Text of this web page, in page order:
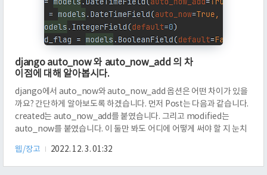
django auto_now 와 auto_now_add 의 차
이점에 대해 알아봅시다.
django에서 auto_now와 auto_now_add 옵션은 어떤 차이가 있을
까요? 간단하게 알아보도록 하겠습니다. 먼저 Post는 다음과 같습니다.
created는 auto_now_add를 붙였습니다. 그리고 modified는
auto_now를 붙였습니다. 이 둘만 봐도 어디에 어떻게 써야 할 지 눈치
auto_now는 수정될 때 업데이트 시각을 위한 용도로 쓰겠구나. 여기서
한 단계 더 나아가 봅시다. 먼저, 3951번 포스트를 보겠습니다. 저는 / 요
웹/장고 2022. 12. 3. 01:32